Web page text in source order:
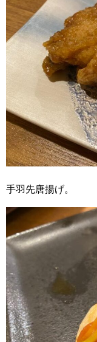
手羽先唐揚げ。